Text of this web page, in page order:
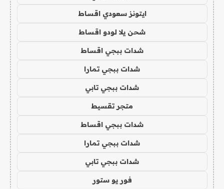
ايتونز سعودي اقساط
شحن يلا لودو اقساط
شدات ببجي اقساط
شدات ببجي تمارا
شدات ببجي تابي
متجر تقسيط
شدات ببجي اقساط
شدات ببجي تمارا
شدات ببجي تابي
فور يو ستور